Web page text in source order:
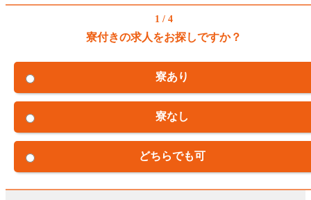
1 / 4
寮付きの求人をお探しですか？
寮あり
寮なし
どちらでも可